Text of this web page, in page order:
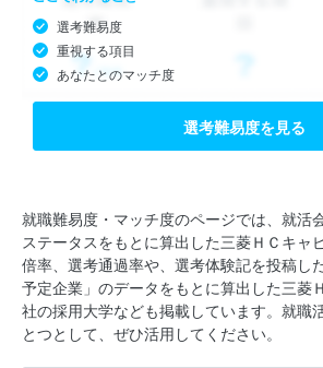
選考難易度
重視する項目
あなたとのマッチ度
選考難易度を見る
就職難易度・マッチ度のページでは、就活
ステータスをもとに算出した三菱ＨＣキャ
倍率、選考通過率や、選考体験記を投稿し
予定企業」のデータをもとに算出した三菱
社の採用大学なども掲載しています。就職
とつとして、ぜひ活用してください。